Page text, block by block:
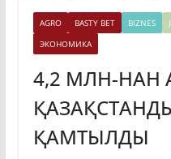
AGRO BASTY BET BIZNES
ЭКОНОМИКА
4,2 МЛН-НАН
ҚАМТЫЛДЫ